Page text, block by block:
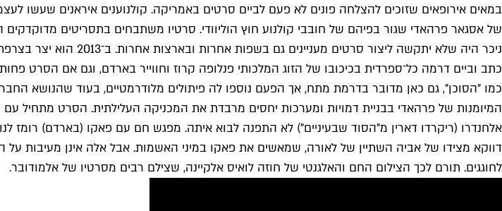
במאים אירופאים שזוכים להצלחה פונים לא פעם לביים סרטים באמריקה. קולנוענים איראנים שעשו
של אסגאר פרהאדי שגור בפיהם של חובבי קולנוע חוץ הוליוודי. סרטיו משתבחים בתסריטים
ניכר היה שלא יתקשה
כתב וביים דרמה כל־ספרדית בכיכובו של הזוג המלכותי פנלופה קרוז וחווייר בארדם, וגם אם הסרט
כמו "הסוכן", גם כאן מדובר בדרמת מתח, אך הפעם נוספו לה פיתולים מלודרמטיים, בעוד שהנושא
המיומנות של פרהאדי בבניית דמויות ומערכות יחסים מרבדת את המכניקה העלילתית. הסרט מתחיל
אלחנדרו (ריקרדו דארין מ"הסוד שבעיניים") לא התפנה לבוא איתה. מפגש חם עם פאקו (בארדם) רומז
דווקא מצידו של אביה השתיין של לאורה, שמאשים את פאקו במיני האשמות. אבל אלה אינן מעיבות
לחוגגים. תורם לכך הצילום החם והאלגנטי של חוזה לואיס אלקיינה, שצילם רבים מסרטיו של אלמודובר.